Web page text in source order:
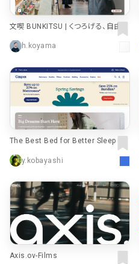
文喫 BUNKITSU | くつろげる、自由で
h.koyama
The Best Bed for Better Sleep | C
y.kobayashi
Axis.ov-Films